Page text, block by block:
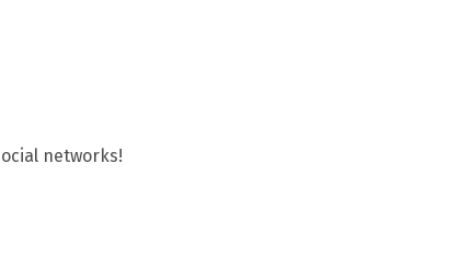
networks!